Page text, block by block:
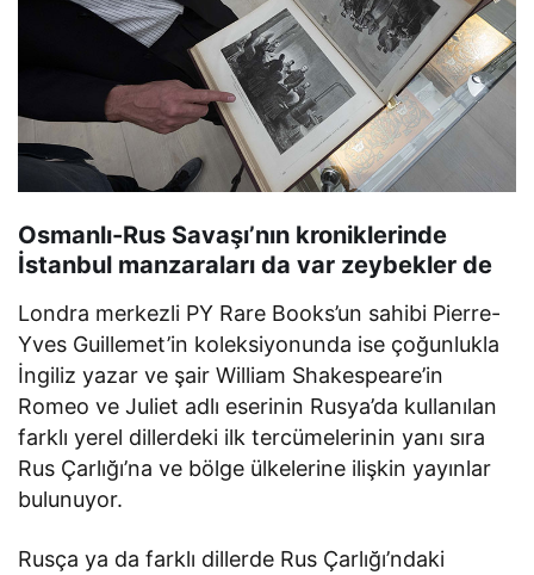
Osmanlı-Rus Savaşı’nın kroniklerinde
İstanbul manzaraları da var zeybekler de
Londra merkezli PY Rare Books’un sahibi Pierre-
Yves Guillemet’in koleksiyonunda ise çoğunlukla
İngiliz yazar ve şair William Shakespeare’in
Romeo ve Juliet adlı eserinin Rusya’da kullanılan
farklı yerel dillerdeki ilk tercümelerinin yanı sıra
Rus Çarlığı’na ve bölge ülkelerine ilişkin yayınlar
bulunuyor.
Rusça ya da farklı dillerde Rus Çarlığı’ndaki